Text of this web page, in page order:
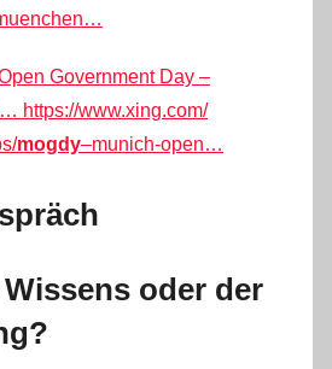
Government Day –
… https://www.xing.com/
mogdy–munich-open…
oder der